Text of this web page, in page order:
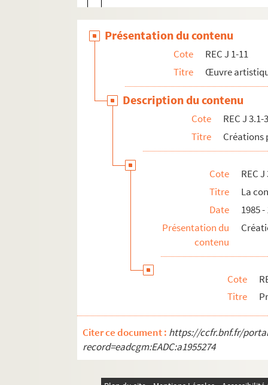
REC J 3.40 1-3. Manger ours manger
REC J 4.1-27. Accueil au Théâtre des
REC J 5.1-24. Projets inaboutis.
REC J 6.1-2. Textes de pièce
REC J 7.1-2. Droits d'auteur
REC J 9.1-2. Alain Recoing directeur
REC J 10.1-2. Alain Recoing militant de
REC L 1. Archives des collaborateurs d'Alain
REC M 1-4. Documentation générale sur la
REC T 1-3. Documents photographiques et
REC Z 1. Objets.
Présentation du contenu
Cote
REC J 1-11
Titre
Œuvre
Description du contenu
Cote
REC J 3.1-
Titre
Créations
Cote
REC
Titre
La
Date
1985 -
Présentation du
contenu
Cote
Titre
Citer ce document : https://ccfr.bnf.fr/
record=eadcgm:EADC:a1955274